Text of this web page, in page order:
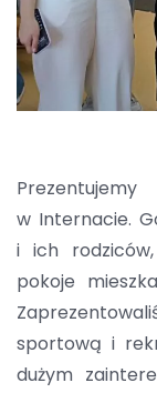
w Internacie.
i ich
pokoje
sportową i
dużym